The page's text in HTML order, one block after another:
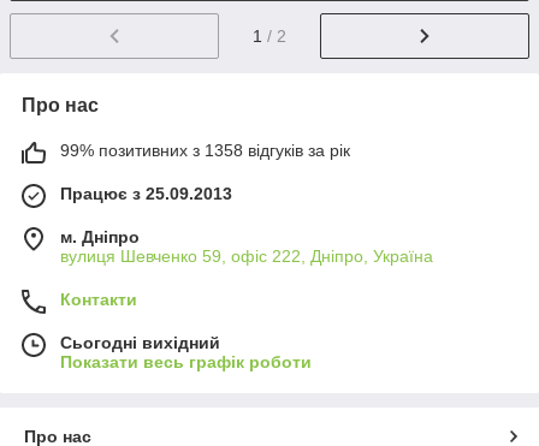
1 / 2
Про нас
99% позитивних з 1358 відгуків за рік
Працює з 25.09.2013
м. Дніпро
вулиця Шевченко 59, офіс 222, Дніпро, Україна
Контакти
Сьогодні вихідний
Показати весь графік роботи
Про нас